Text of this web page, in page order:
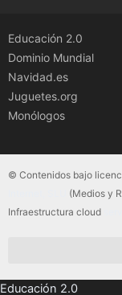
Educación 2.0
Dominio Mundial
Navidad.es
Juguetes.org
Monólogos
© Contenidos bajo
(Medios y
Infraestructura cloud
Educación 2.0